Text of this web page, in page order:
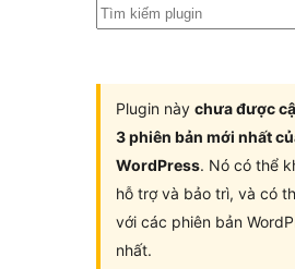
Tìm
Plugin này chưa được
3 phiên bản mới nhất
WordPress. Nó có thể
hỗ trợ và bảo trì, và có
với các phiên bản
nhất.